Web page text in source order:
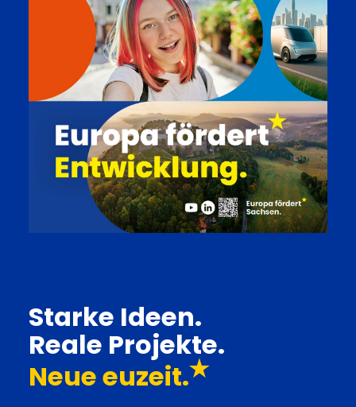
Starke Ideen.
Reale Projekte.
Neue euzeit.